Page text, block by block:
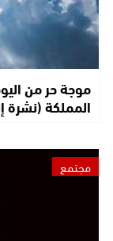
موجة حر من
المملكة (نشرة
مجتمع